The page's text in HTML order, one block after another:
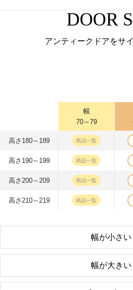
DOOR
アンティークドアをサ
幅
70～79
高さ180～189 商品一覧
高さ190～199 商品一覧
高さ200～209 商品一覧
高さ210～219 商品一覧
幅が小さい
幅が大きい